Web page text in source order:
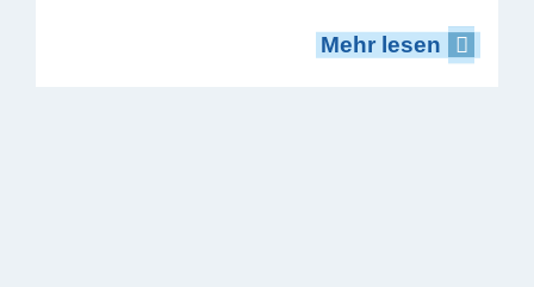
Mehr lesen
Mehr lesen